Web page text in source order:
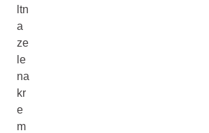
ltn
a
ze
le
na
kr
e
m